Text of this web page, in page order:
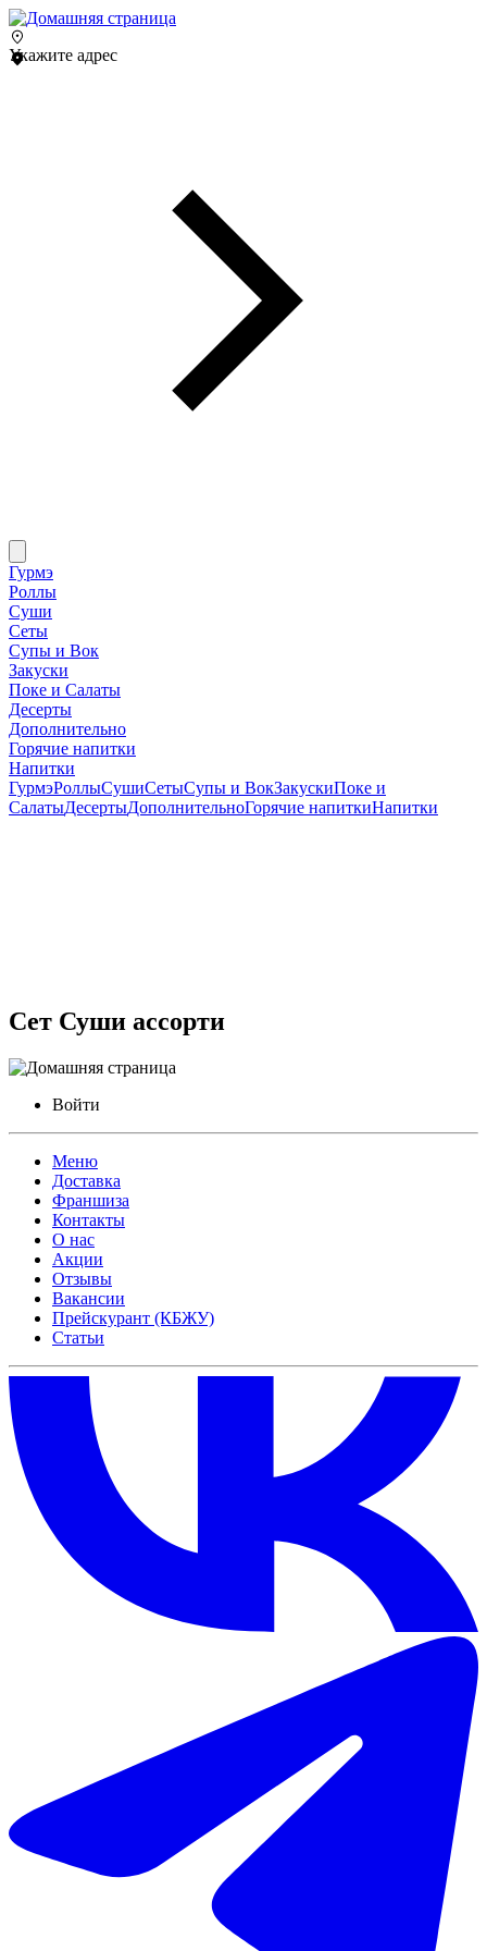
Укажите адрес
Гурмэ
Роллы
Суши
Сеты
Супы и Вок
Закуски
Поке и Салаты
Десерты
Дополнительно
Горячие напитки
Напитки
ГурмэРоллыСушиСетыСупы и ВокЗакускиПоке и
СалатыДесертыДополнительноГорячие напиткиНапитки
Сет Суши ассорти
Войти
Меню
Доставка
Франшиза
Контакты
О нас
Акции
Отзывы
Вакансии
Прейскурант (КБЖУ)
Статьи